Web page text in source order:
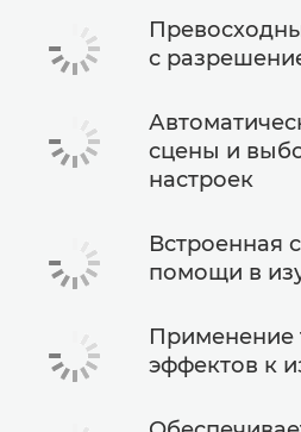
с
сцены и
настроек
Встроенная
помощи в
Применение
эффектов к